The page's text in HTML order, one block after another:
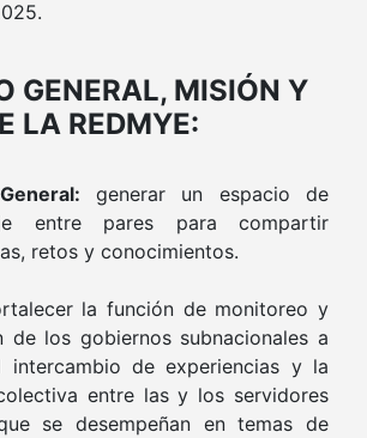
GENERAL, MISIÓN Y
LA REDMYE:
generar un espacio de
entre pares para compartir
retos y conocimientos.
la función de monitoreo y
de los gobiernos subnacionales a
intercambio de experiencias y la
entre las y los servidores
se desempeñan en temas de